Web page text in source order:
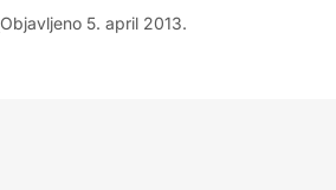
Objavljeno 5. april 2013.